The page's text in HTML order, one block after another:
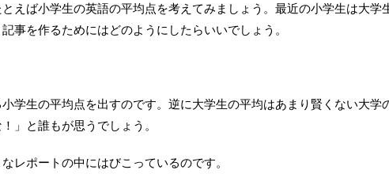
えば小学生の英語の平均点を考えてみましょう。最近の小学生は大学
事を作るためにはどのようにしたらいいでしょう。
学生の平均点を出すのです。逆に大学生の平均はあまり賢くない大学
」と誰もが思うでしょう。
レポートの中にはびこっているのです。